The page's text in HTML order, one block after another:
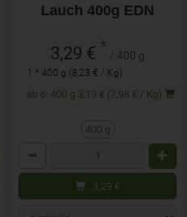
Lauch 400g EDN
3,29 € * / 400 g
1 * 400 g (8,23 € / Kg)
ab 6: 400 g 3,19 € (7,98 € / Kg)
400 g
3,29 €